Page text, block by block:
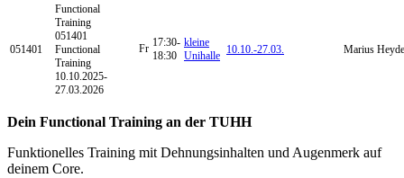
051401
Functional
Training
051401
Functional
Training
10.10.2025-
27.03.2026
Fr 17:30-
18:30
kleine
Unihalle 10.10.-27.03. Marius
Dein Functional Training an der TUHH
Funktionelles Training mit Dehnungsinhalten und Augenmerk auf
deinem Core.